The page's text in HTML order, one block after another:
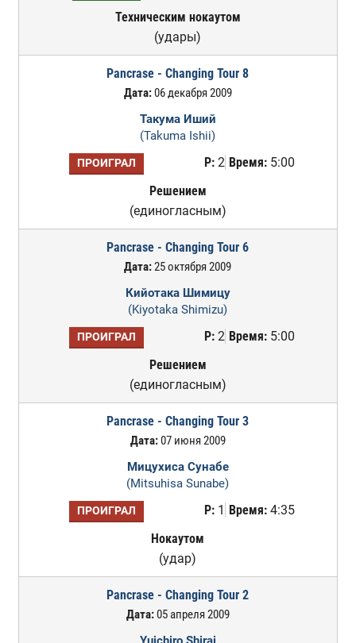
Техническим нокаутом
(удары)
Pancrase - Changing Tour 8
Дата:06 декабря 2009
Такума Иший
(Takuma Ishii)
ПРОИГРАЛ Р:2 Время:5:00
Решением
(единогласным)
Pancrase - Changing Tour 6
Дата:25 октября 2009
Кийотака Шимицу
(Kiyotaka Shimizu)
ПРОИГРАЛ Р:2 Время:5:00
Решением
(единогласным)
Pancrase - Changing Tour 3
Дата:07 июня 2009
Мицухиса Сунабе
(Mitsuhisa Sunabe)
ПРОИГРАЛ Р:1 Время:4:35
Нокаутом
(удар)
Pancrase - Changing Tour 2
Дата:05 апреля 2009